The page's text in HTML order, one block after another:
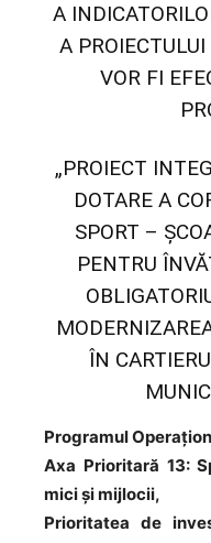
A
A
VOR FI
„PROIECT
DOTARE A
SPORT –
PENTRU
ÎN
Programul
Axa Prioritară 13:
mici și mijlocii,
Prioritatea de